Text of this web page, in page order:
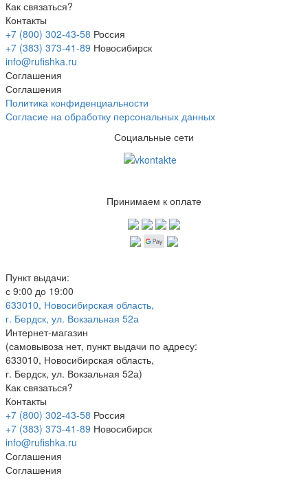
Как связаться?
Контакты
+7 (800) 302-43-58 Россия
+7 (383) 373-41-89 Новосибирск
info@rufishka.ru
Соглашения
Соглашения
Политика конфиденциальности
Согласие на обработку персональных данных
Социальные сети
Принимаем к оплате
Пункт выдачи:
с 9:00 до 19:00
633010, Новосибирская область,
г. Бердск, ул. Вокзальная 52а
Интернет-магазин
(самовывоза нет, пункт выдачи по адресу:
633010, Новосибирская область,
г. Бердск, ул. Вокзальная 52а)
Как связаться?
Контакты
+7 (800) 302-43-58 Россия
+7 (383) 373-41-89 Новосибирск
info@rufishka.ru
Соглашения
Соглашения